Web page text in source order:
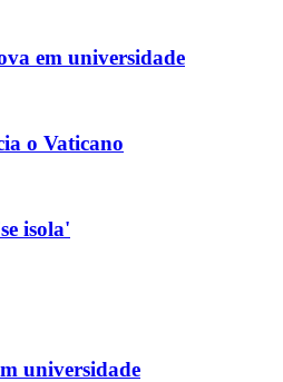
em universidade
o Vaticano
isola'
universidade